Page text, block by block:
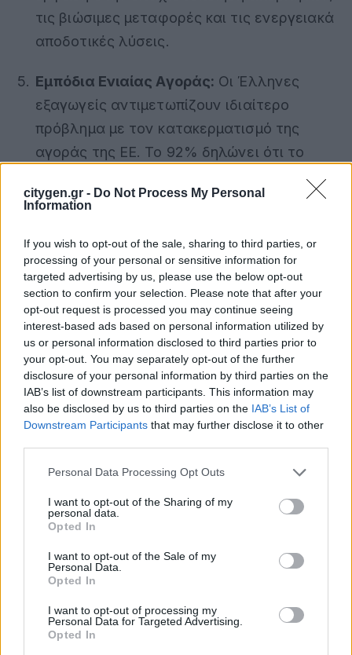
citygen.gr - Do Not Process My Personal
Information
If you wish to opt-out of the sale, sharing to third parties, or
processing of your personal or sensitive information for
targeted advertising by us, please use the below opt-out
section to confirm your selection. Please note that after your
opt-out request is processed you may continue seeing
interest-based ads based on personal information utilized by
us or personal information disclosed to third parties prior to
your opt-out. You may separately opt-out of the further
disclosure of your personal information by third parties on the
IAB’s list of downstream participants. This information may
also be disclosed by us to third parties on the IAB’s List of
Downstream Participants that may further disclose it to other
Personal Data Processing Opt Outs
I want to opt-out of the Sharing of my
personal data.
Opted In
I want to opt-out of the Sale of my
Personal Data.
Opted In
I want to opt-out of processing my
Personal Data for Targeted Advertising.
Opted In
τις βιώσιμες μεταφορές και τις ενεργειακά
αποδοτικές λύσεις.
Εμπόδια Ενιαίας Αγοράς: Οι Έλληνες
εξαγωγείς αντιμετωπίζουν ιδιαίτερο
πρόβλημα με τον κατακερματισμό της
αγοράς της ΕΕ. Το 92% δηλώνει ότι το
κύριο προϊόν ή η υπηρεσία τους πρέπει να
συμμορφώνεται με διαφορετικές
κρατών μελών, έναντι 62% στον μέσο όρο
της ΕΕ
Ισότητα των Φύλων:Η Ελλάδα
πρωτοπορεί στην ΕΕ όσον αφορά την
εκπροσώπηση των γυναικών σε ανώτερες
διοικητικές θέσεις και στην ιδιοκτησία.
Περίπου το ένα τρίτο (34%) των
ελληνικών επιχειρήσεων αναφέρει ότι
τουλάχιστον το 40% των ανώτερων
στελεχών είναι γυναίκες, έναντι 25%
στην ΕΕ.
Η έκθεση της ΕΤΕπ καταδεικνύει ότι η
οικοδομήσει μια ισχυρή βάση αισιοδοξίας και
εξωστρέφειας, επιβεβαιώνοντας τη